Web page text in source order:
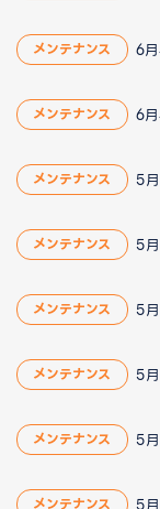
メンテナンス 6
メンテナンス 6
メンテナンス 5
メンテナンス 5
メンテナンス 5
メンテナンス 5
メンテナンス 5
メンテナンス